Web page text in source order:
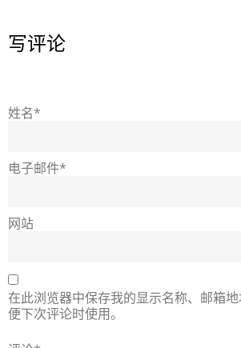
写评论
姓名*
电子邮件*
网站
在此浏览器中保存我的显示名称、邮箱
便下次评论时使用。